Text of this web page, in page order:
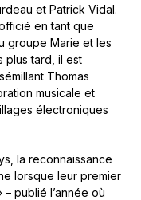
et Patrick Vidal.
en tant que
groupe Marie et les
plus tard, il est
Thomas
musicale et
électroniques
la reconnaissance
lorsque leur premier
publié l’année où